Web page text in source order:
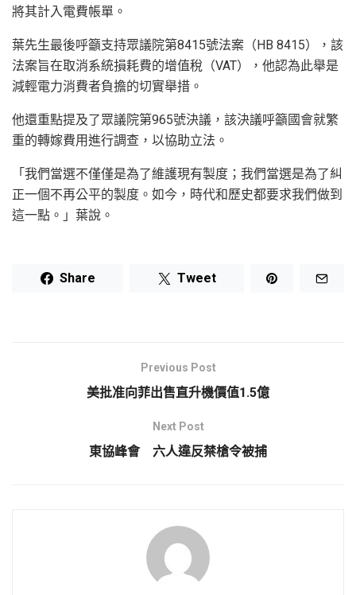
將其計入電費帳單。
葉先生最後呼籲支持眾議院第8415號法案（HB 8415），該
法案旨在取消系統損耗費的增值稅（VAT），他認為此舉是
減輕電力消費者負擔的切實舉措。
他還重點提及了眾議院第965號決議，該決議呼籲國會就繁
重的轉嫁費用進行調查，以協助立法。
「我們當選不僅僅是為了維護現有製度；我們當選是為了糾
正一個不再公平的製度。如今，時代和歷史都要求我們做到
這一點。」葉說。
Share Tweet
Previous Post
美批准向菲出售直升機價值1.5億
Next Post
東協峰會 六人違反禁槍令被捕